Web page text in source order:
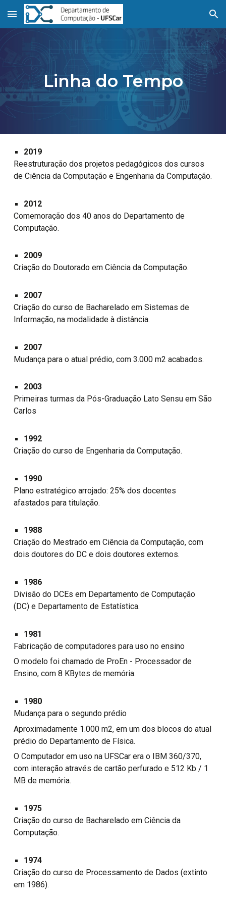
Skip to main content Skip to navigation
Linha do Tempo
2019
Reestruturação dos projetos pedagógicos dos cursos
de Ciência da Computação e Engenharia da Computação.
2012
Comemoração dos 40 anos do Departamento de
Computação.
2009
Criação do Doutorado em Ciência da Computação.
2007
Criação do curso de Bacharelado em Sistemas de
Informação, na modalidade à distância.
2007
Mudança para o atual prédio, com 3.000 m2 acabados.
2003
Primeiras turmas da Pós-Graduação Lato Sensu em São
Carlos
1992
Criação do curso de Engenharia da Computação.
1990
Plano estratégico arrojado: 25% dos docentes
afastados para titulação.
1988
Criação do Mestrado em Ciência da Computação, com
dois doutores do DC e dois doutores externos.
1986
Divisão do DCEs em Departamento de Computação
(DC) e Departamento de Estatística.
1981
Fabricação de computadores para uso no ensino
O modelo foi chamado de ProEn - Processador de
Ensino, com 8 KBytes de memória.
1980
Mudança para o segundo prédio
Aproximadamente 1.000 m2, em um dos blocos do atual
prédio do Departamento de Física.
O Computador em uso na UFSCar era o IBM 360/370,
com interação através de cartão perfurado e 512 Kb / 1
MB de memória.
1975
Criação do curso de Bacharelado em Ciência da
Computação.
1974
Criação do curso de Processamento de Dados (extinto
em 1986).